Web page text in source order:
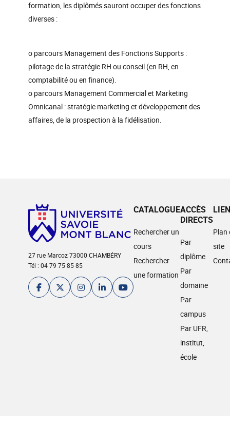
formation, les diplômés sauront occuper des fonctions
diverses :
o parcours Management des Fonctions Supports :
pilotage de la stratégie RH ou conseil (en RH, en
comptabilité ou en finance).
o parcours Management Commercial et Marketing
Omnicanal : stratégie marketing et développement des
affaires, de la prospection à la fidélisation.
27 rue Marcoz 73000 CHAMBÉRY
Tél : 04 79 75 85 85
CATALOGUE
Rechercher un
cours
Rechercher
une formation
ACCÈS
DIRECTS
Par
diplôme
Par
domaine
Par
campus
Par UFR,
institut,
école
Plan
site